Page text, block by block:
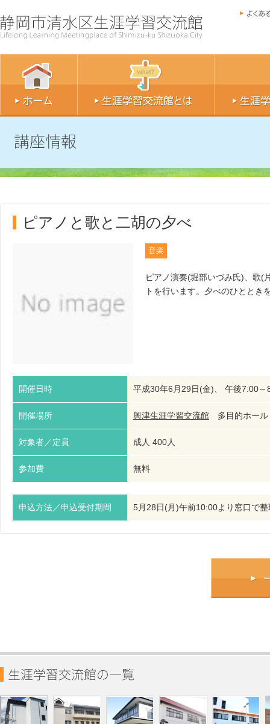
ピアノと歌と二胡の夕べ
音楽
ピアノ演奏(堀部いづみ氏)、歌(
トを行います。夕べのひととき
開催日時 平成30年6月29日(金)、 午後7:00～
開催場所 興津生涯学習交流館 多目的ホー
対象者／定員 成人 400人
参加費 無料
申込方法／申込受付期間 5月28日(月)午前10:00より窓口で